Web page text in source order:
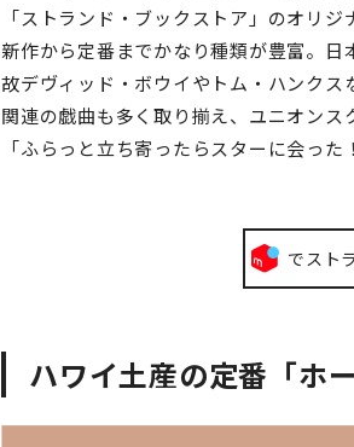
「ストランド・ブックストア」のオリ
新作から定番までかなり種類が豊富。日
故デヴィッド・ボウイやトム・ハンク
関連の戯曲も多く取り揃え、ユニオン
「ふらっと立ち寄ったらスターに会っ
でスト
ハワイ土産の定番「ホ